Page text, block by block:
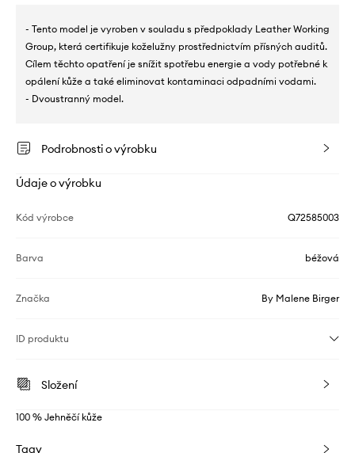
- Tento model je vyroben v souladu s předpoklady Leather Working
Group, která certifikuje koželužny prostřednictvím přísných auditů.
Cílem těchto opatření je snížit spotřebu energie a vody potřebné k
opálení kůže a také eliminovat kontaminaci odpadními vodami.
- Dvoustranný model.
Podrobnosti o výrobku
Údaje o výrobku
Kód výrobce Q72585003
Barva béžová
Značka By Malene Birger
ID produktu
Složení
100 % Jehněčí kůže
Tagy